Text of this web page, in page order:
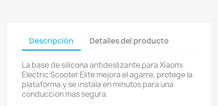
Descripción Detalles del producto
La base de silicona antideslizante para Xiaomi
Electric Scooter Elite mejora el agarre, protege la
plataforma y se instala en minutos para una
conduccion mas segura.